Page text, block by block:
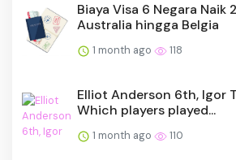
Biaya Visa 6 Negara Naik
Australia hingga Belgia
1 month ago 118
Elliot Anderson 6th, Igor
Which players played...
1 month ago 110